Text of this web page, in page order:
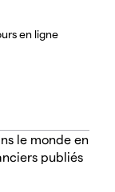
en ligne
le monde en
publiés